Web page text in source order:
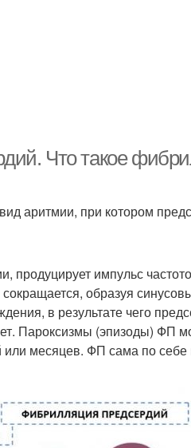
Что такое
аритмии, при котором
импульс
образуя
в результате чего
Пароксизмы (эпизоды) ФП
месяцев. ФП сама по себе